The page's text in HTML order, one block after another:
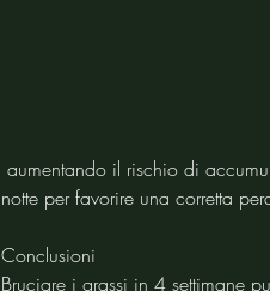
notte per favorire una corretta
Conclusioni
Bruciare i grassi in 4 settimane